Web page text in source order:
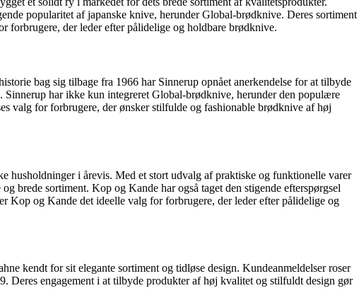
popularitet af japanske knive, herunder Global-brødknive. Deres sortiment
forbrugere, der leder efter pålidelige og holdbare brødknive.
bag sig tilbage fra 1966 har Sinnerup opnået anerkendelse for at tilbyde
har ikke kun integreret Global-brødknive, herunder den populære
valg for forbrugere, der ønsker stilfulde og fashionable brødknive af høj
husholdninger i årevis. Med et stort udvalg af praktiske og funktionelle varer
brede sortiment. Kop og Kande har også taget den stigende efterspørgsel
Kop og Kande det ideelle valg for forbrugere, der leder efter pålidelige og
kendt for sit elegante sortiment og tidløse design. Kundeanmeldelser roser
Deres engagement i at tilbyde produkter af høj kvalitet og stilfuldt design gør